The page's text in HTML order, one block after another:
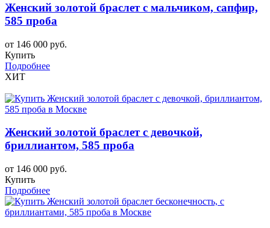
Женский золотой браслет с мальчиком, сапфир,
585 проба
от 146 000 руб.
Купить
Подробнее
ХИТ
Женский золотой браслет с девочкой,
бриллиантом, 585 проба
от 146 000 руб.
Купить
Подробнее